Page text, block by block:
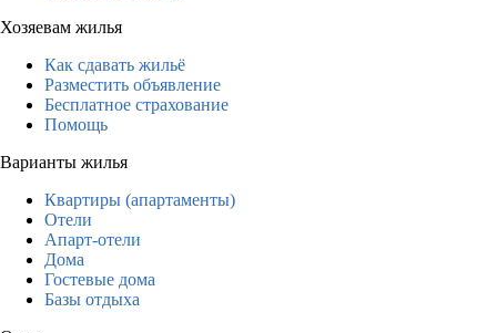
Хозяевам жилья
Как сдавать жильё
Разместить объявление
Бесплатное страхование
Помощь
Варианты жилья
Квартиры (апартаменты)
Отели
Апарт-отели
Дома
Гостевые дома
Базы отдыха